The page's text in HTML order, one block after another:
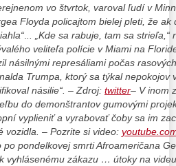
vo štvrtok, varoval ľudí v
Floyda policajtom bielej pleti, že
„Kde sa rabuje, tam sa strieľa,“
veliteľa polície v Miami na
násilnými represáliami počas
Trumpa, ktorý sa týkal nepokojov
násilie“. – Zdroj: twitter– V inom
do demonštrantov gumovými
vyplieniť a vyrabovať čoby sa im
vozidla. – Pozrite si video:
pondelkovej smrti Afroameričana
vyhlásenému zákazu … útoky na